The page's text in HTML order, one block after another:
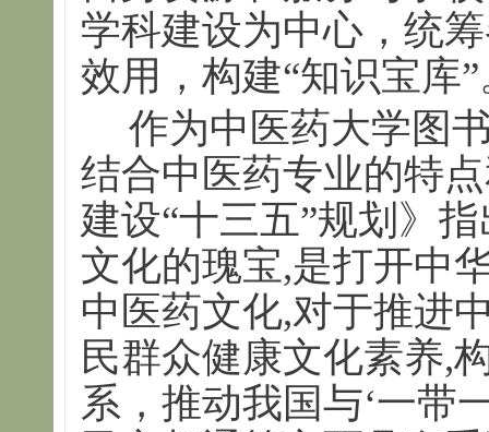
学科建设为中心，统
效用，构建“知识宝库”
作为中医药大学图
结合中医药专业的特
建设“十三五”规划》
文化的瑰宝,是打开中
中医药文化,对于推进
民群众健康文化素养,
系，推动我国与‘一带